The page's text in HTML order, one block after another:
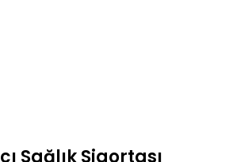
Sağlık Sigortası